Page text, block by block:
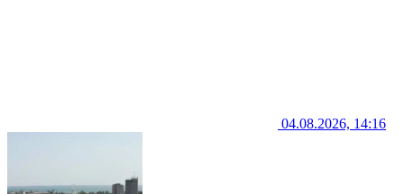
04.08.2026, 14:16